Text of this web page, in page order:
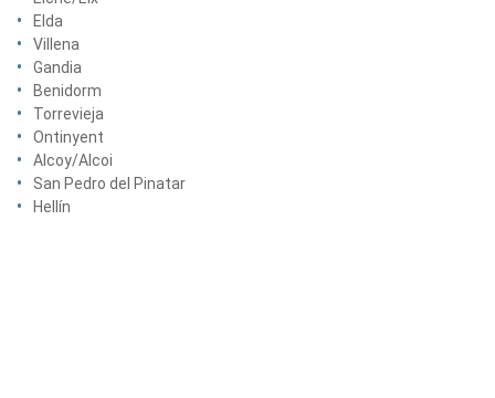
Elda
Villena
Gandia
Benidorm
Torrevieja
Ontinyent
Alcoy/Alcoi
San Pedro del Pinatar
Hellín